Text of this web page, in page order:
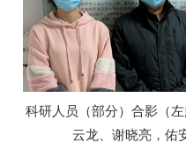
科研人员（部分）合影（
云龙、谢晓亮，佑